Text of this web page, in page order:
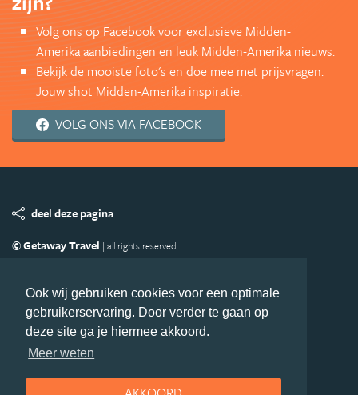
Ook wij gebruiken cookies voor een optimale
gebruikerservaring. Door verder te gaan op
deze site ga je hiermee akkoord.
Meer weten
Volg ons op Facebook voor exclusieve Midden-
Amerika aanbiedingen en leuk Midden-Amerika nieuws.
Bekijk de mooiste foto's en doe mee met prijsvragen.
Jouw shot Midden-Amerika inspiratie.
VOLG ONS VIA FACEBOOK
deel deze pagina
© Getaway Travel | all rights reserved
Copyright
Privacy statement Disclaimer
Cookies
Volg MiddenAmerika.nl
Nieuwsbrief
Facebook